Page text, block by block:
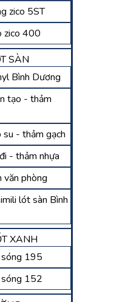
zico 5ST
zico 400
SÀN
Bình Dương
tạo - thảm
su - thảm gạch
- thảm nhựa
văn phòng
lót sàn Bình
XANH
195
152